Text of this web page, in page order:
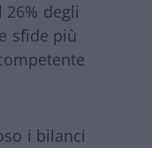
degli
sfide più
i bilanci